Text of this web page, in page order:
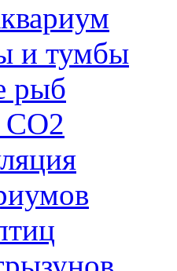
и тумбы
рыб
СО2